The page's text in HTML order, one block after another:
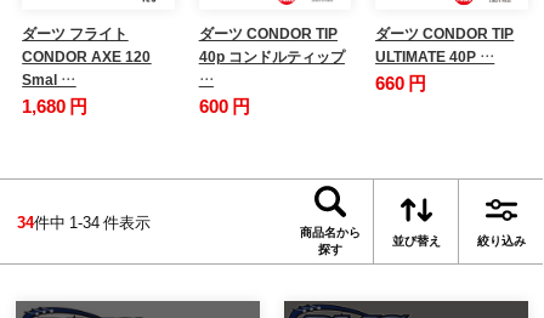
ダーツ フライト
CONDOR AXE 120
Smal …
1,680 円
ダーツ CONDOR TIP
40p コンドルティップ
…
600 円
ダーツ CONDOR TIP
ULTIMATE 40P …
660 円
34件中 1-34 件表示
商品名から
探す
並び替え 絞り込み